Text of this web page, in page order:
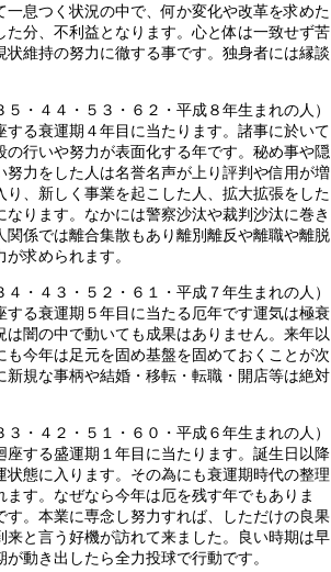
息つく状況の中で、何か変化や改革を求めた
た分、不利益となります。心と体は一致せず苦
状維持の努力に徹する事です。独身者には縁談
・４４・５３・６２・平成８年生まれの人）
る衰運期４年目に当たります。諸事に於いて
の行いや努力が表面化する年です。秘め事や隠
努力をした人は名誉名声が上り評判や信用が増
り、新しく事業を起こした人、拡大拡張をした
なります。なかには警察沙汰や裁判沙汰に巻き
関係では離合集散もあり離別離反や離職や離脱
求められます。
・４３・５２・６１・平成７年生まれの人）
する衰運期５年目に当たる厄年です運気は極衰
闇の中で動いても成果はありません。来年以
も今年は足元を固め基盤を固めておくことが次
新規な事柄や結婚・移転・転職・開店等は絶対
・４２・５１・６０・平成６年生まれの人）
座する盛運期１年目に当たります。誕生日以降
態に入ります。その為にも衰運期時代の整理
す。なぜなら今年は厄を残す年でもありま
す。本業に専念し努力すれば、しただけの良果
来と言う好機が訪れて来ました。良い時期は早
動き出したら全力投球で行動です。